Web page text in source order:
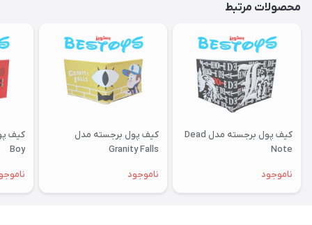
محصولات مرتبط
کیف پول برجسته مدل Dead
Note
ناموجود
کیف پول برجسته مدل
Granity Falls
ناموجود
Boy